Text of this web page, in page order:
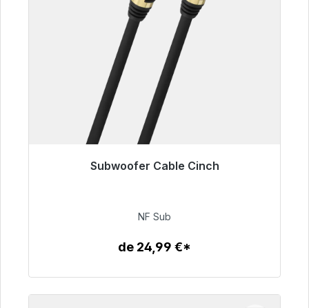
Subwoofer Cable Cinch
Listo para envío inmediato, plazo de entrega
63,99 €
NF Sub
de 24,99 €*